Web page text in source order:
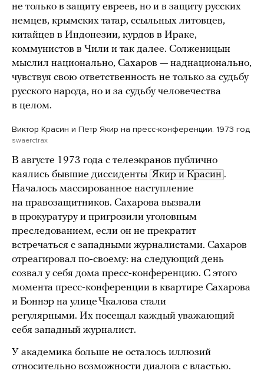
не только в защиту евреев, но и в защиту русских
немцев, крымских татар, ссыльных литовцев,
китайцев в Индонезии, курдов в Ираке,
коммунистов в Чили и так далее. Солженицын
мыслил национально, Сахаров — наднационально,
чувствуя свою ответственность не только за судьбу
русского народа, но и за судьбу человечества
в целом.
Виктор Красин и Петр Якир на пресс-конференции. 1973 год
swaerctrax
В августе 1973 года с телеэкранов публично
каялись бывшие диссиденты Якир и Красин .
Началось массированное наступление
на правозащитников. Сахарова вызвали
в прокуратуру и пригрозили уголовным
преследованием, если он не прекратит
встречаться с западными журналистами. Сахаров
отреагировал по-своему: на следующий день
созвал у себя дома пресс-конференцию. С этого
момента пресс-конференции в квартире Сахарова
и Боннэр на улице Чкалова стали
регулярными. Их посещал каждый уважающий
себя западный журналист.
У академика больше не осталось иллюзий
относительно возможности диалога с властью.